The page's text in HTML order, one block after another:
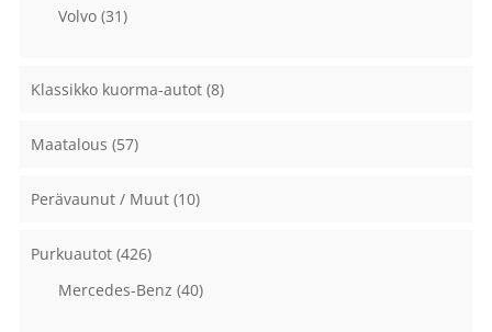
Volvo (31)
Klassikko kuorma-autot (8)
Maatalous (57)
Perävaunut / Muut (10)
Purkuautot (426)
Mercedes-Benz (40)